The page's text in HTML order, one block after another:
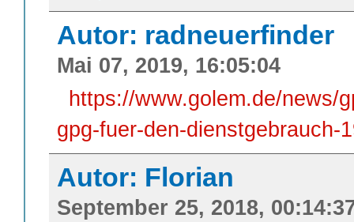
Autor: radneuerfinder
Mai 07, 2019, 16:05:04
https://www.golem.de/news/
gpg-fuer-den-dienstgebrauch-
Autor: Florian
September 25, 2018,